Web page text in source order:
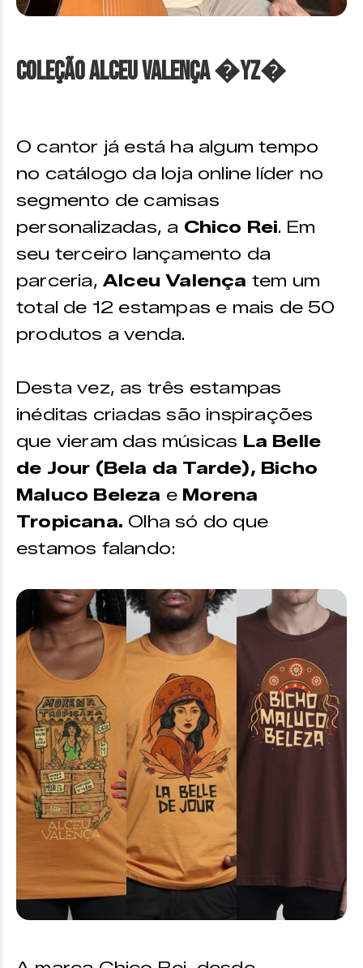
Coleção Alceu Valença �YZ�
O cantor já está ha algum tempo
no catálogo da loja online líder no
segmento de camisas
personalizadas, a Chico Rei. Em
seu terceiro lançamento da
parceria, Alceu Valença tem um
total de 12 estampas e mais de 50
produtos a venda.
Desta vez, as três estampas
inéditas criadas são inspirações
que vieram das músicas La Belle
de Jour (Bela da Tarde), Bicho
Maluco Beleza e Morena
Tropicana. Olha só do que
estamos falando: